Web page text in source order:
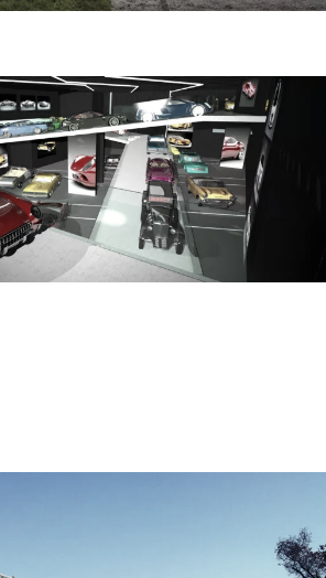
pomorskie muzeum motoryzacji